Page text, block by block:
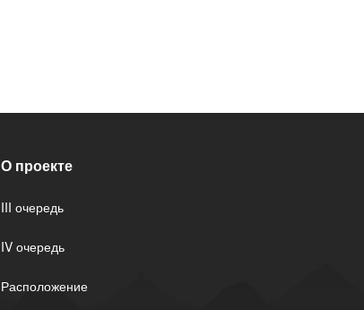
2х полосный
О проекте
III очередь
IV очередь
Расположение